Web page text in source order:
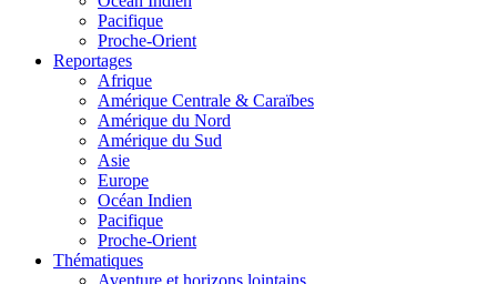
Pacifique
Proche-Orient
Reportages
Afrique
Amérique Centrale & Caraïbes
Amérique du Nord
Amérique du Sud
Asie
Europe
Océan Indien
Pacifique
Proche-Orient
Thématiques
Aventure et horizons lointains